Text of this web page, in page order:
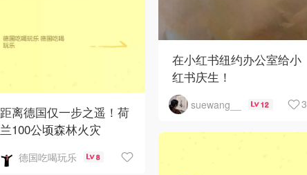
距离德国仅一步之遥！荷
兰100公顷森林火灾
德国吃喝玩乐 8
在小红书纽约办公室给小
红书庆生！
suewang__ 12 3